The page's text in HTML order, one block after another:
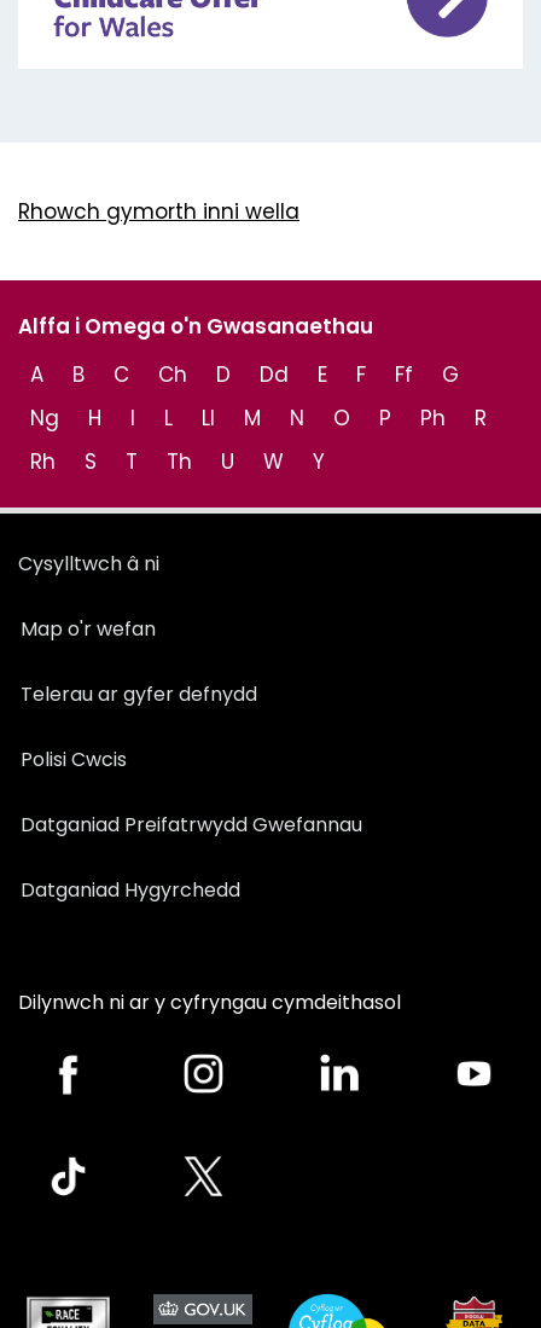
Rhowch gymorth inni wella
Alffa i Omega o'n Gwasanaethau
A
B C Ch D Dd E F Ff
G
Ng
H I L Ll M N O P Ph
R
Rh
S T Th U W Y
Cysylltwch â ni
Map o'r wefan
Telerau ar gyfer defnydd
Polisi Cwcis
Datganiad Preifatrwydd Gwefannau
Datganiad Hygyrchedd
Dilynwch ni ar y cyfryngau cymdeithasol